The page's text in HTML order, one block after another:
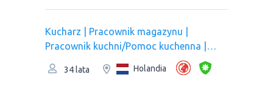
Kucharz | Рracownik magazynu |
Pracownik kuchni/Pomoc kuchenna |
34 lata Holandia